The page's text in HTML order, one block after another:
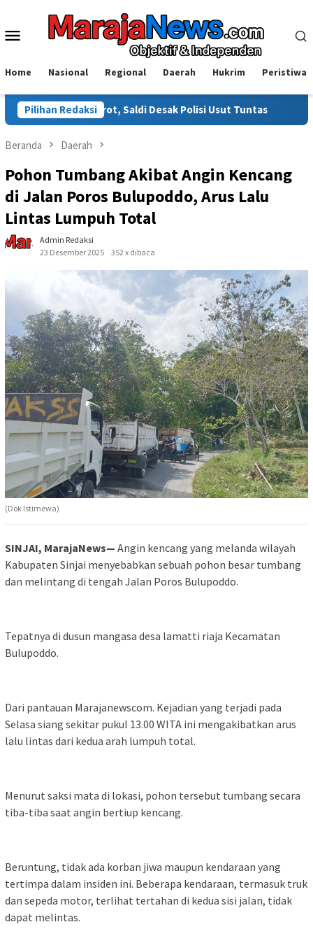
konten
Menu
Home Nasional Regional Daerah Hukrim Peristiwa
Pilihan Redaksi
Saldi Desak Polisi Usut Tuntas Warga Sinjai
Beranda Daerah
Pohon Tumbang Akibat Angin Kencang
di Jalan Poros Bulupoddo, Arus Lalu
Lintas Lumpuh Total
Admin Redaksi
23 Desember 2025
352 x dibaca
(Dok Istimewa)
SINJAI, MarajaNews— Angin kencang yang melanda wilayah
Kabupaten Sinjai menyebabkan sebuah pohon besar tumbang
dan melintang di tengah Jalan Poros Bulupoddo.
Tepatnya di dusun mangasa desa lamatti riaja Kecamatan
Bulupoddo.
Dari pantauan Marajanewscom. Kejadian yang terjadi pada
Selasa siang sekitar pukul 13.00 WITA ini mengakibatkan arus
lalu lintas dari kedua arah lumpuh total.
Menurut saksi mata di lokasi, pohon tersebut tumbang secara
tiba-tiba saat angin bertiup kencang.
Beruntung, tidak ada korban jiwa maupun kendaraan yang
tertimpa dalam insiden ini. Beberapa kendaraan, termasuk truk
dan sepeda motor, terlihat tertahan di kedua sisi jalan, tidak
dapat melintas.